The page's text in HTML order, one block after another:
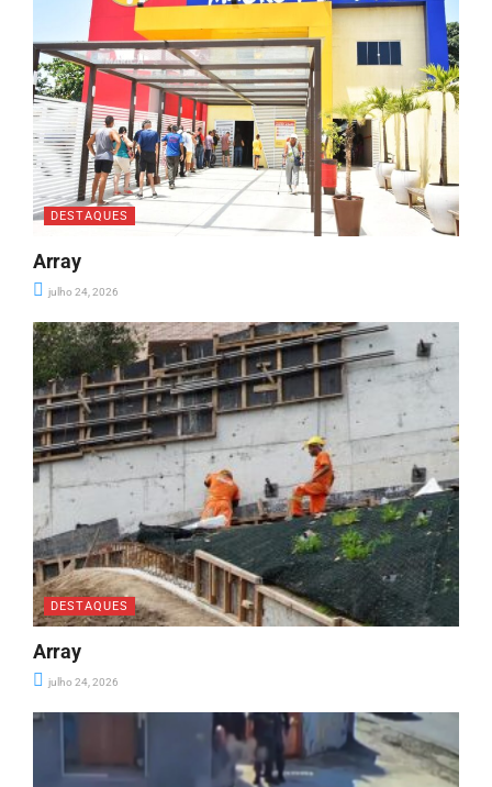
DESTAQUES
Array
julho 24, 2026
DESTAQUES
Array
julho 24, 2026